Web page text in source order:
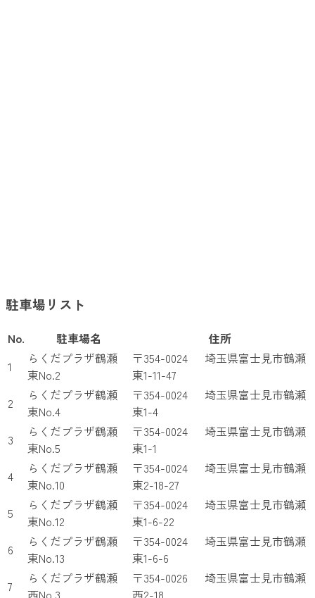
駐車場リスト
No. 駐車場名
住所
1
らくだプラザ鶴瀬
東No.2
〒354-0024 埼玉県富士見市鶴瀬
東1-11-47
2
らくだプラザ鶴瀬
東No.4
〒354-0024 埼玉県富士見市鶴瀬
東1-4
3
らくだプラザ鶴瀬
東No.5
〒354-0024 埼玉県富士見市鶴瀬
東1-1
4
らくだプラザ鶴瀬
東No.10
〒354-0024 埼玉県富士見市鶴瀬
東2-18-27
5
らくだプラザ鶴瀬
東No.12
〒354-0024 埼玉県富士見市鶴瀬
東1-6-22
6
らくだプラザ鶴瀬
東No.13
〒354-0024 埼玉県富士見市鶴瀬
東1-6-6
7
らくだプラザ鶴瀬
西No.3
〒354-0026 埼玉県富士見市鶴瀬
西2-18